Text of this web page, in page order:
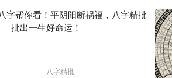
字帮你看！平阴阳断祸福，八字精批
批出一生好命运！
八字精批